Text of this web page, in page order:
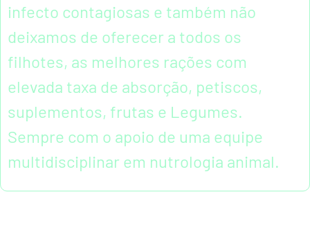
infecto contagiosas e também não
deixamos de oferecer a todos os
filhotes, as melhores rações com
elevada taxa de absorção, petiscos,
suplementos, frutas e Legumes.
Sempre com o apoio de uma equipe
multidisciplinar em nutrologia animal.